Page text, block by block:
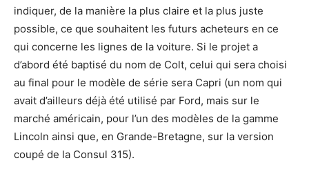
indiquer, de la manière la plus claire et la plus juste
possible, ce que souhaitent les futurs acheteurs en ce
qui concerne les lignes de la voiture. Si le projet a
d’abord été baptisé du nom de Colt, celui qui sera choisi
au final pour le modèle de série sera Capri (un nom qui
avait d’ailleurs déjà été utilisé par Ford, mais sur le
marché américain, pour l’un des modèles de la gamme
Lincoln ainsi que, en Grande-Bretagne, sur la version
coupé de la Consul 315).